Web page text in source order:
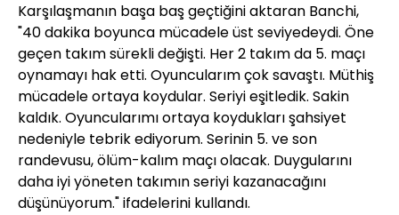
Karşılaşmanın başa baş geçtiğini aktaran Banchi,
"40 dakika boyunca mücadele üst seviyedeydi. Öne
geçen takım sürekli değişti. Her 2 takım da 5. maçı
oynamayı hak etti. Oyuncularım çok savaştı. Müthiş
mücadele ortaya koydular. Seriyi eşitledik. Sakin
kaldık. Oyuncularımı ortaya koydukları şahsiyet
nedeniyle tebrik ediyorum. Serinin 5. ve son
randevusu, ölüm-kalım maçı olacak. Duygularını
daha iyi yöneten takımın seriyi kazanacağını
düşünüyorum." ifadelerini kullandı.